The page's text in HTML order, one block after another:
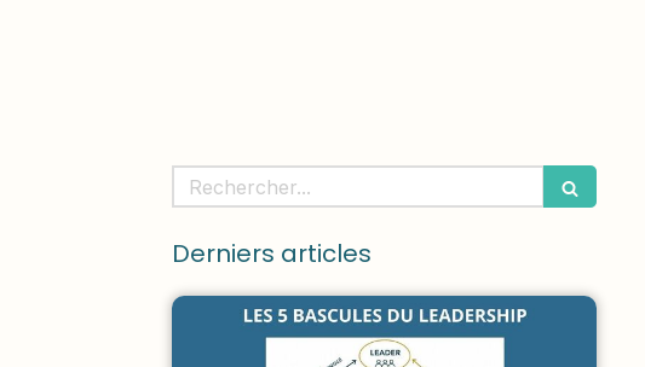
Rechercher
Derniers articles